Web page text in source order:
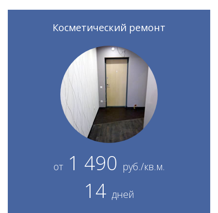
Косметический ремонт
от1 490 руб./кв.м.
14 дней